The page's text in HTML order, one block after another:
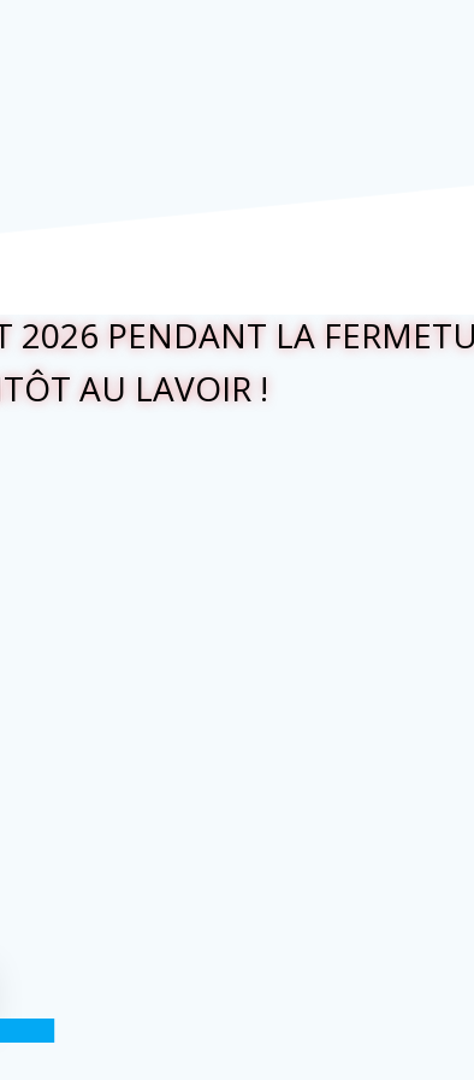
PENDANT LA
AU LAVOIR !